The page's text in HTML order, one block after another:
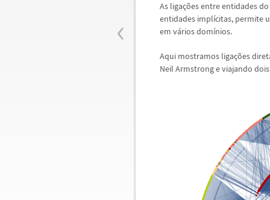
‹
As ligações entre entidades
entidades implícitas, permite
em vários domínios.
Aqui mostramos ligações
Neil Armstrong e viajando